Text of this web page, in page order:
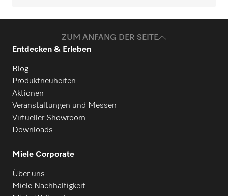
ZUM ANFANG DER SEITE
Entdecken & Erleben
Blog
Produktneuheiten
Aktionen
Veranstaltungen und Messen
Virtueller Showroom
Downloads
Miele Corporate
Über uns
Miele Nachhaltigkeit